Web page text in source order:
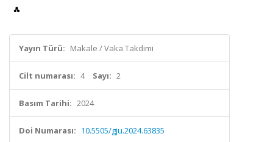
Yayın Türü: Makale / Vaka Takdimi
Cilt numarası: 4 Sayı: 2
Basım Tarihi: 2024
Doi Numarası: 10.5505/gju.2024.63835